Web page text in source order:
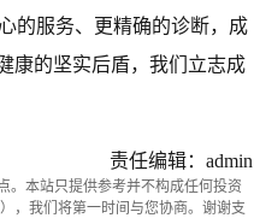
的服务、更精确的诊断，成
康的坚实后盾，我们立志成
责任编辑：admin
。本站只提供参考并不构成任何投资
，我们将第一时间与您协商。谢谢支